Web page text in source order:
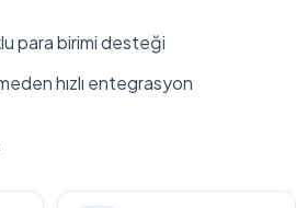
para birimi desteği
hızlı entegrasyon